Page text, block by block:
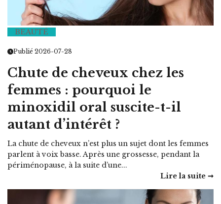
BEAUTÉ
Publié 2026-07-28
Chute de cheveux chez les
femmes : pourquoi le
minoxidil oral suscite-t-il
autant d’intérêt ?
La chute de cheveux n’est plus un sujet dont les femmes
parlent à voix basse. Après une grossesse, pendant la
périménopause, à la suite d’une...
Lire la suite ➞